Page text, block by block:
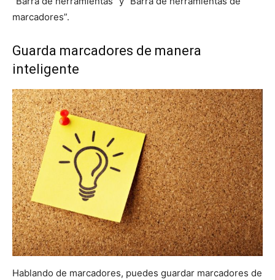
marcadores”.
Guarda marcadores de manera
inteligente
Hablando de marcadores, puedes guardar marcadores de